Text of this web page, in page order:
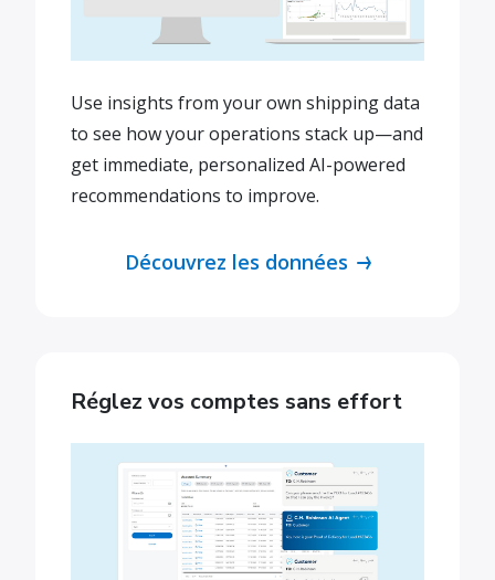
Use insights from your own shipping data
to see how your operations stack up—and
get immediate, personalized AI-powered
recommendations to improve.
Découvrez les données
Réglez vos comptes sans effort